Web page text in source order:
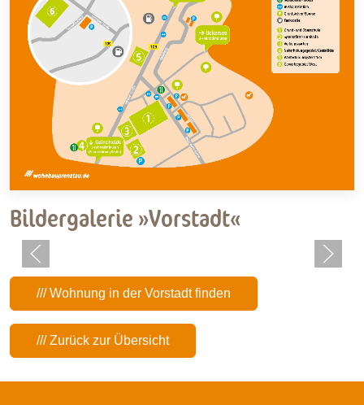
Bildergalerie »Vorstadt«
/// Wohnung in der Vorstadt finden
/// Zurück zur Übersicht